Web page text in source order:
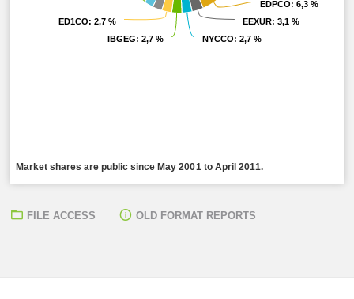
Market shares are public since May 2001 to April 2011.
EDPCO: 6,3 %
EDPCO: 6,3 %
EEXUR: 3,1 %
EEXUR: 3,1 %
NYCCO: 2,7 %
NYCCO: 2,7 %
IBGEG: 2,7 %
IBGEG: 2,7 %
ED1CO: 2,7 %
ED1CO: 2,7 %
FILE ACCESS OLD FORMAT REPORTS